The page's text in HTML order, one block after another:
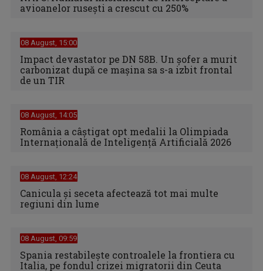
avioanelor ruseşti a crescut cu 250%
08 August, 15:00
Impact devastator pe DN 58B. Un șofer a murit
carbonizat după ce mașina sa s-a izbit frontal
de un TIR
08 August, 14:05
România a câștigat opt medalii la Olimpiada
Internațională de Inteligență Artificială 2026
08 August, 12:24
Canicula şi seceta afectează tot mai multe
regiuni din lume
08 August, 09:59
Spania restabileşte controalele la frontiera cu
Italia, pe fondul crizei migratorii din Ceuta